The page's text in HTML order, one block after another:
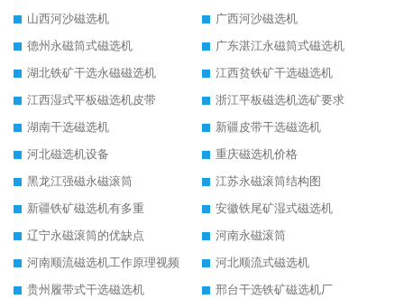
山西河沙磁选机
广西河沙磁选机
德州永磁筒式磁选机
广东湛江永磁筒式磁选机
湖北铁矿干选永磁磁选机
江西贫铁矿干选磁选机
江西湿式平板磁选机皮带
浙江平板磁选机选矿要求
湖南干选磁选机
新疆皮带干选磁选机
河北磁选机设备
重庆磁选机价格
黑龙江强磁永磁滚筒
江苏永磁滚筒结构图
新疆铁矿磁选机有多重
安徽铁尾矿湿式磁选机
辽宁永磁滚筒的优缺点
河南永磁滚筒
河南顺流磁选机工作原理视频
河北顺流式磁选机
贵州履带式干选磁选机
邢台干选铁矿磁选机厂